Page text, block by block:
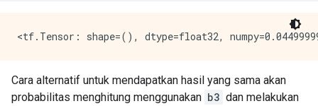
Cara alternatif untuk mendapatkan hasil yang sama akan
probabilitas menghitung menggunakan b3 dan melakukan